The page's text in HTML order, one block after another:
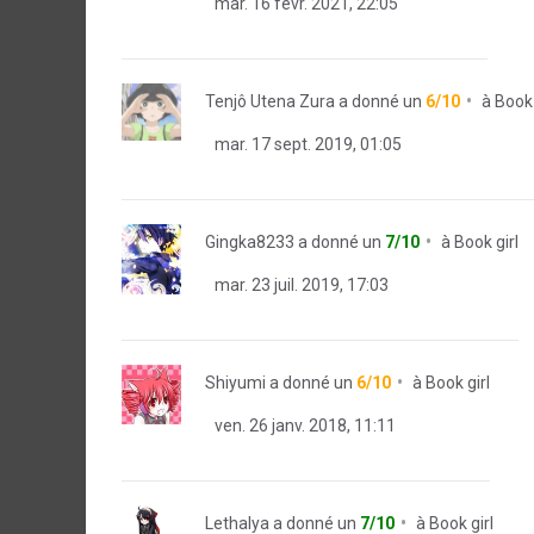
Tenjô Utena Zura a donné un 6/10 à
mar. 17 sept. 2019, 01:05
Gingka8233 a donné un 7/10 à Book girl
mar. 23 juil. 2019, 17:03
Shiyumi a donné un 6/10 à Book girl
ven. 26 janv. 2018, 11:11
Lethalya a donné un 7/10 à Book girl